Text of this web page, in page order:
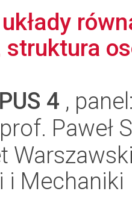
struktura
4 ,
Paweł
i Mechaniki